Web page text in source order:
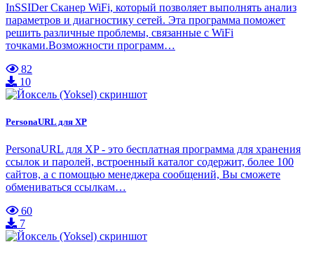
InSSIDer Сканер WiFi, который позволяет выполнять анализ
параметров и диагностику сетей. Эта программа поможет
решить различные проблемы, связанные с WiFi
точками.Возможности программ…
82
10
PersonaURL для XP
PersonaURL для XP - это бесплатная программа для хранения
ссылок и паролей, встроенный каталог содержит, более 100
сайтов, а с помощью менеджера сообщений, Вы сможете
обмениваться ссылкам…
60
7